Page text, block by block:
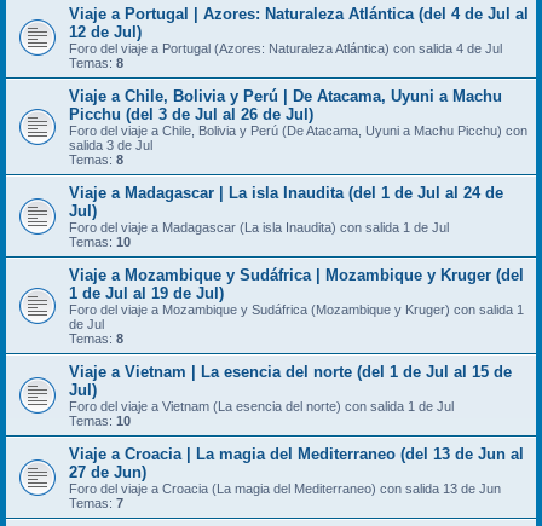
Viaje a Portugal | Azores: Naturaleza Atlántica (del 4 de Jul al
12 de Jul)
Foro del viaje a Portugal (Azores: Naturaleza Atlántica) con salida 4 de Jul
Temas: 8
Viaje a Chile, Bolivia y Perú | De Atacama, Uyuni a Machu
Picchu (del 3 de Jul al 26 de Jul)
Foro del viaje a Chile, Bolivia y Perú (De Atacama, Uyuni a Machu Picchu) con
salida 3 de Jul
Temas: 8
Viaje a Madagascar | La isla Inaudita (del 1 de Jul al 24 de
Jul)
Foro del viaje a Madagascar (La isla Inaudita) con salida 1 de Jul
Temas: 10
Viaje a Mozambique y Sudáfrica | Mozambique y Kruger (del
1 de Jul al 19 de Jul)
Foro del viaje a Mozambique y Sudáfrica (Mozambique y Kruger) con salida 1
de Jul
Temas: 8
Viaje a Vietnam | La esencia del norte (del 1 de Jul al 15 de
Jul)
Foro del viaje a Vietnam (La esencia del norte) con salida 1 de Jul
Temas: 10
Viaje a Croacia | La magia del Mediterraneo (del 13 de Jun al
27 de Jun)
Foro del viaje a Croacia (La magia del Mediterraneo) con salida 13 de Jun
Temas: 7